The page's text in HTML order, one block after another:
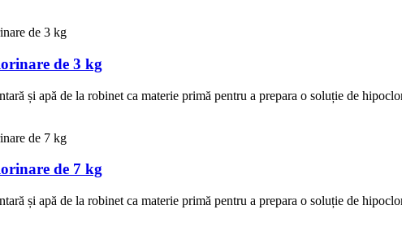
de 3 kg
și apă de la robinet ca materie primă pentru a prepara o soluție de
de 7 kg
și apă de la robinet ca materie primă pentru a prepara o soluție de